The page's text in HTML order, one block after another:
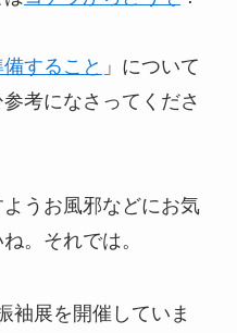
すること 」について
考になさってくださ
うお風邪などにお気
。それでは。
袖展を開催していま